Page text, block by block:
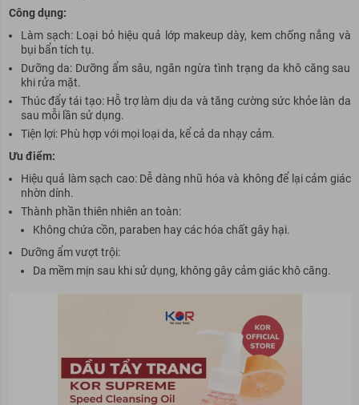
Công dụng:
Làm sạch: Loại bỏ hiệu quả lớp makeup dày, kem chống nắng và
bụi bẩn tích tụ.
Dưỡng da: Dưỡng ẩm sâu, ngăn ngừa tình trạng da khô căng sau
khi rửa mặt.
Thúc đẩy tái tạo: Hỗ trợ làm dịu da và tăng cường sức khỏe làn da
sau mỗi lần sử dụng.
Tiện lợi: Phù hợp với mọi loại da, kể cả da nhạy cảm.
Ưu điểm:
Hiệu quả làm sạch cao: Dễ dàng nhũ hóa và không để lại cảm giác
nhờn dính.
Thành phần thiên nhiên an toàn:
Không chứa cồn, paraben hay các hóa chất gây hại.
Dưỡng ẩm vượt trội:
Da mềm mịn sau khi sử dụng, không gây cảm giác khô căng.